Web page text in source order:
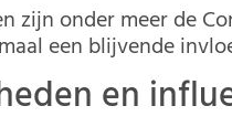
zijn onder meer de
een blijvende
en